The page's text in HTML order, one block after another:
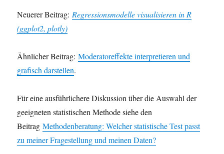
Neuerer Beitrag:Regressionsmodelle visualisieren in R
(ggplot2, plotly)
Ähnlicher Beitrag:Moderatoreffekte interpretieren und
grafisch darstellen.
Für eine ausführlichere Diskussion über die Auswahl der
geeigneten statistischen Methode siehe den
BeitragMethodenberatung: Welcher statistische Test passt
zu meiner Fragestellung und meinen Daten?